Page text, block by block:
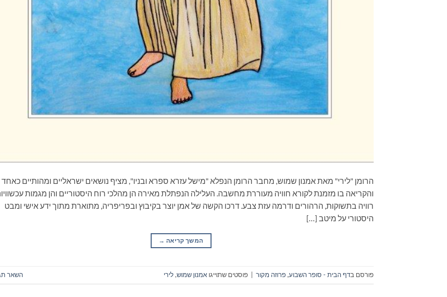
הרומן "לירי" מאת אמנון שמוש, מחבר הרומן הנפלא "מישל עזרא ספרא ובניו", מציף נושאים ישראליים ומהותיים כאחד
והקריאה בו מזמנת לקורא חוויה מעוררת מחשבה. העלילה הנפתלת מאירה הן מהלכי רוח היסטוריים והן מגמות
רוויה בתשוקות, הרהורים ודרמה עזת צבע. דרכו הקשה של אמן יוצר בקיבוץ ובפריפריה, מתוארת מתוך ידע אישי ומבט
היסטורי על מיטב […]
המשך קריאה →
פורסם בדף הבית - סופר השבוע,פרוזה מקור פוסטים שתוייגו אמנון שמוש,לירי השאר